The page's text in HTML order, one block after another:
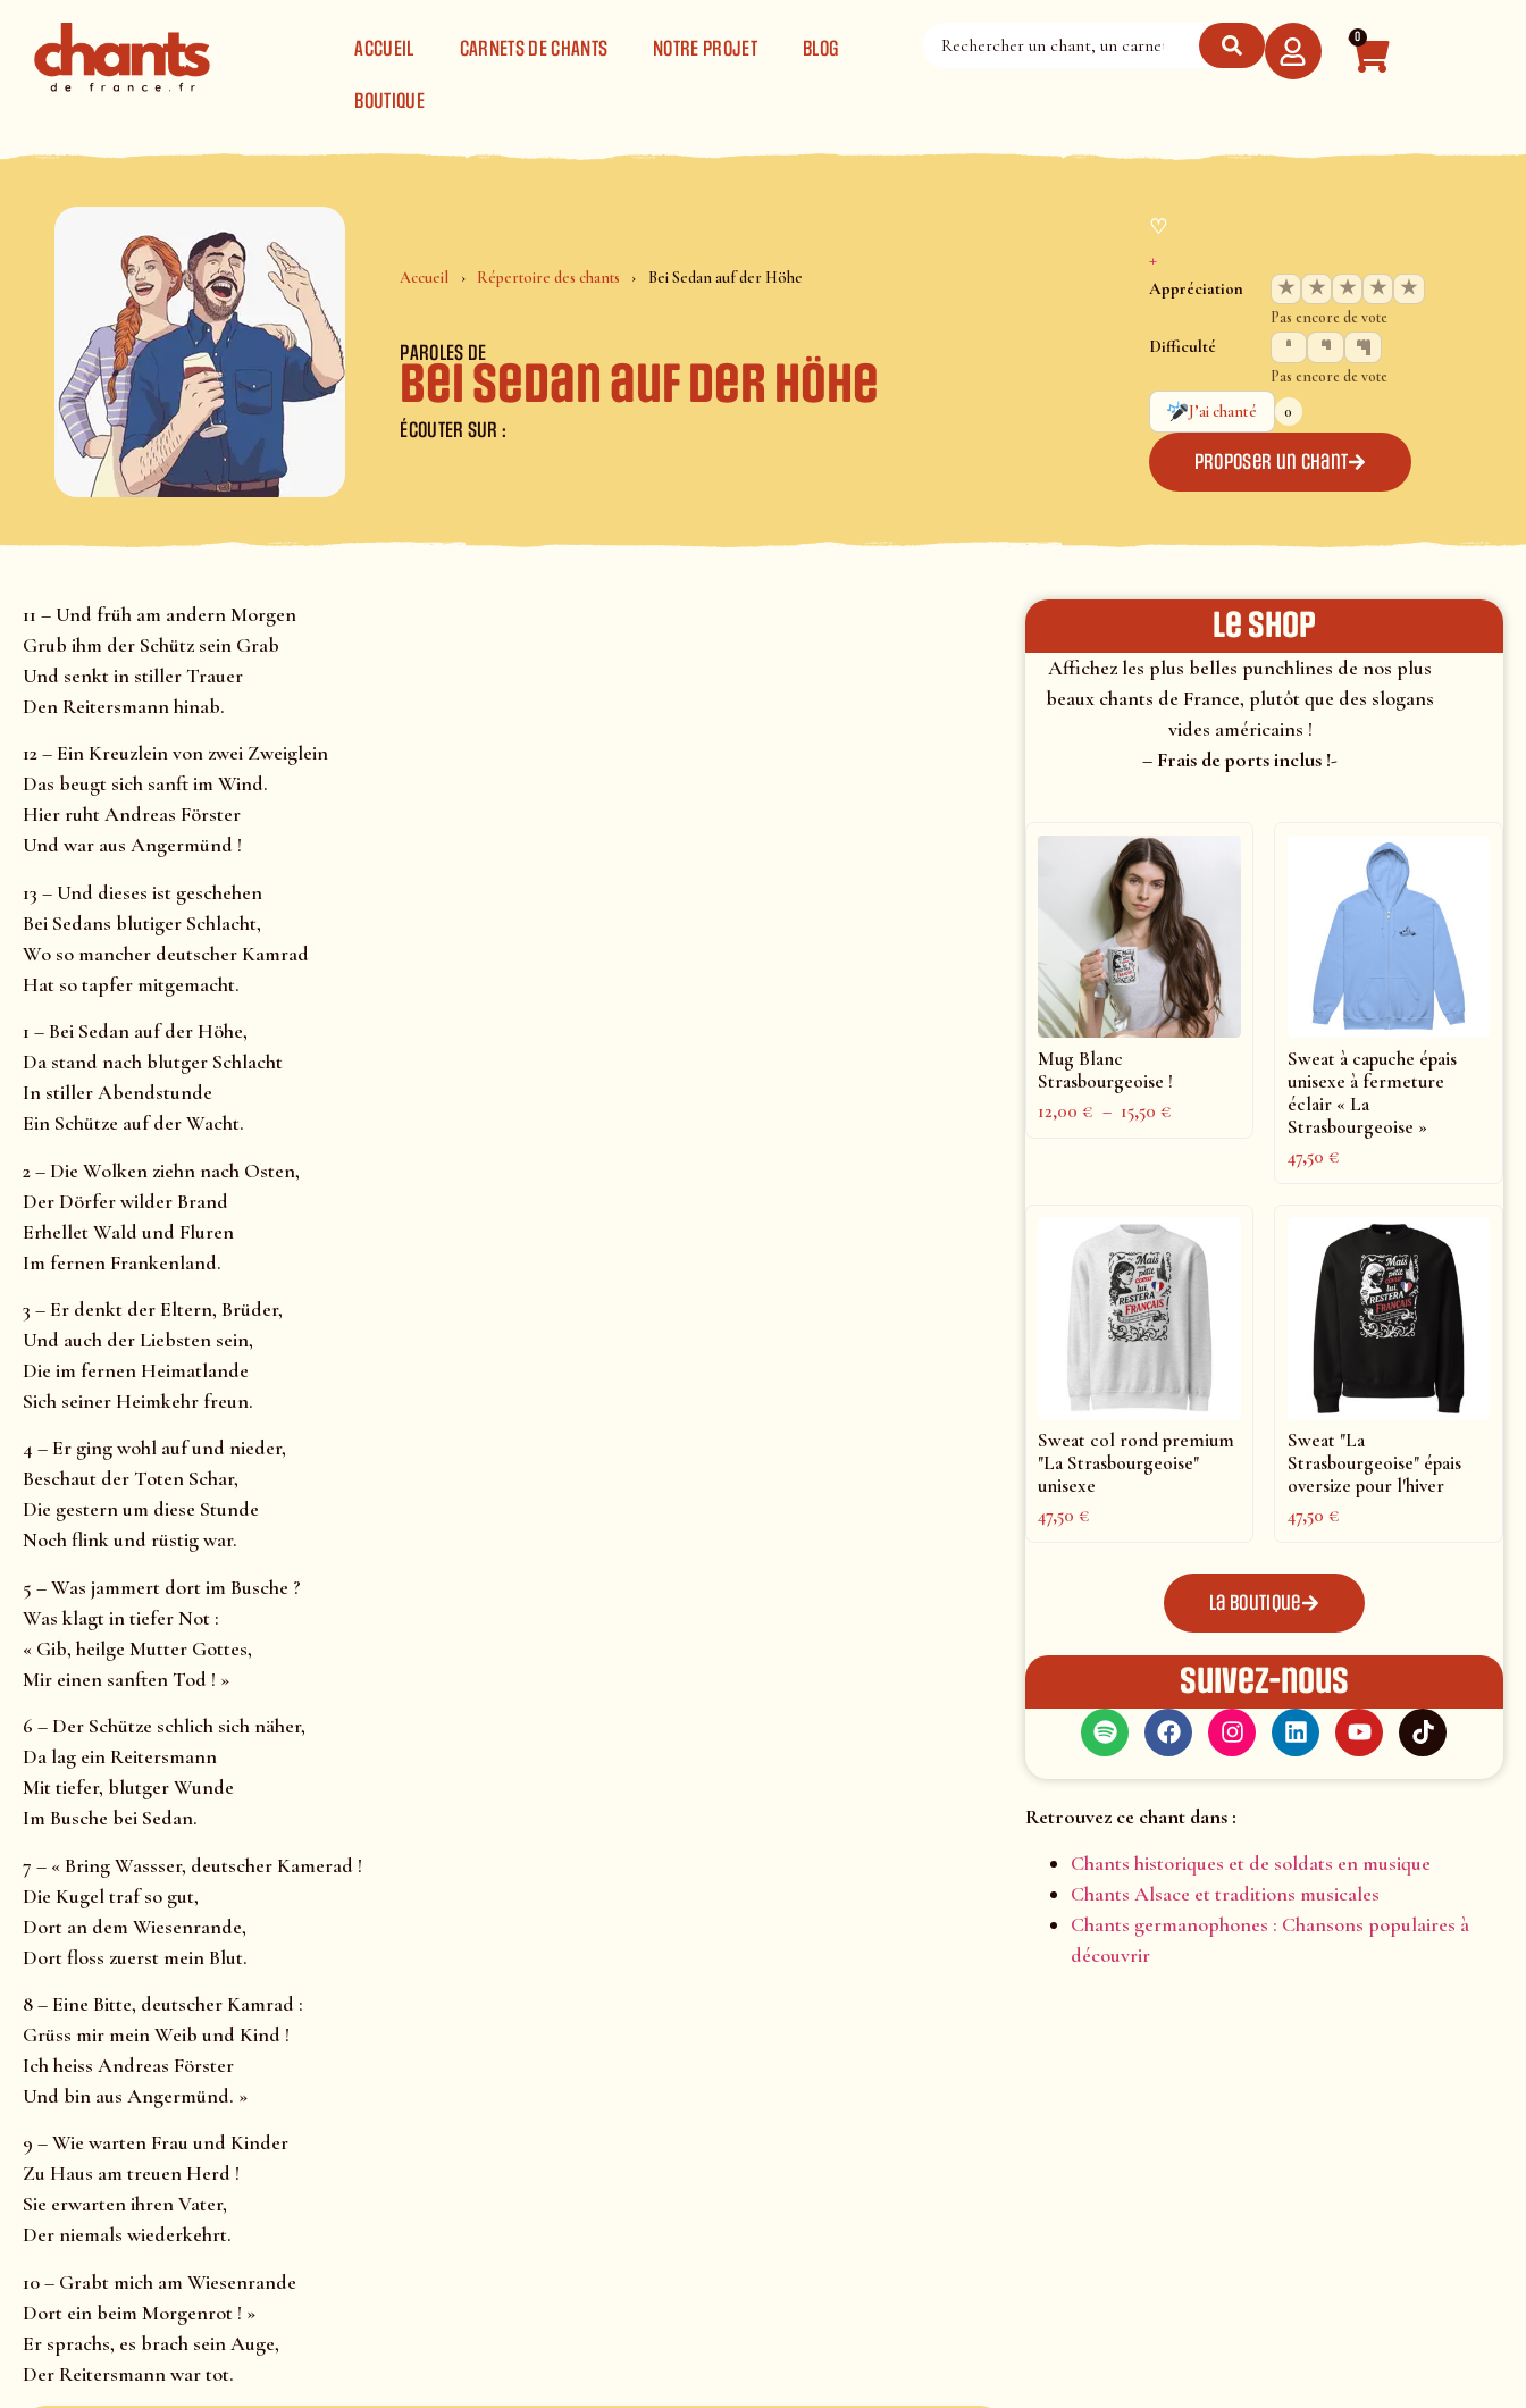
ACCUEIL
CARNETS DE CHANTS NOTRE PROJET BLOG
BOUTIQUE
0
Accueil Répertoire des chants Bei Sedan auf der Höhe
PAROLES DE
Bei Sedan auf der Höhe
ÉCOUTER SUR :
♡
+
Appréciation ★ ★ ★ ★ ★
Pas encore de vote
Difficulté
Pas encore de vote
J’ai chanté
0
Proposer un chant
11 – Und früh am andern Morgen
Grub ihm der Schütz sein Grab
Und senkt in stiller Trauer
Den Reitersmann hinab.
12 – Ein Kreuzlein von zwei Zweiglein
Das beugt sich sanft im Wind.
Hier ruht Andreas Förster
Und war aus Angermünd !
13 – Und dieses ist geschehen
Bei Sedans blutiger Schlacht,
Wo so mancher deutscher Kamrad
Hat so tapfer mitgemacht.
1 – Bei Sedan auf der Höhe,
Da stand nach blutger Schlacht
In stiller Abendstunde
Ein Schütze auf der Wacht.
2 – Die Wolken ziehn nach Osten,
Der Dörfer wilder Brand
Erhellet Wald und Fluren
Im fernen Frankenland.
3 – Er denkt der Eltern, Brüder,
Und auch der Liebsten sein,
Die im fernen Heimatlande
Sich seiner Heimkehr freun.
4 – Er ging wohl auf und nieder,
Beschaut der Toten Schar,
Die gestern um diese Stunde
Noch flink und rüstig war.
5 – Was jammert dort im Busche ?
Was klagt in tiefer Not :
« Gib, heilge Mutter Gottes,
Mir einen sanften Tod ! »
6 – Der Schütze schlich sich näher,
Da lag ein Reitersmann
Mit tiefer, blutger Wunde
Im Busche bei Sedan.
7 – « Bring Wassser, deutscher Kamerad !
Die Kugel traf so gut,
Dort an dem Wiesenrande,
Dort floss zuerst mein Blut.
8 – Eine Bitte, deutscher Kamrad :
Grüss mir mein Weib und Kind !
Ich heiss Andreas Förster
Und bin aus Angermünd. »
9 – Wie warten Frau und Kinder
Zu Haus am treuen Herd !
Sie erwarten ihren Vater,
Der niemals wiederkehrt.
10 – Grabt mich am Wiesenrande
Dort ein beim Morgenrot ! »
Er sprachs, es brach sein Auge,
Der Reitersmann war tot.
le shop
Affichez les plus belles punchlines de nos plus
beaux chants de France, plutôt que des slogans
vides américains !
– Frais de ports inclus !-
Mug Blanc
Strasbourgeoise !
12,00€ – 15,50€
Sweat à capuche épais
unisexe à fermeture
éclair « La
Strasbourgeoise »
47,50€
Sweat col rond premium
"La Strasbourgeoise"
unisexe
47,50€
Sweat "La
Strasbourgeoise" épais
oversize pour l'hiver
47,50€
La boutique
Suivez-nous
Retrouvez ce chant dans :
Chants historiques et de soldats en musique
Chants Alsace et traditions musicales
Chants germanophones : Chansons populaires à
découvrir